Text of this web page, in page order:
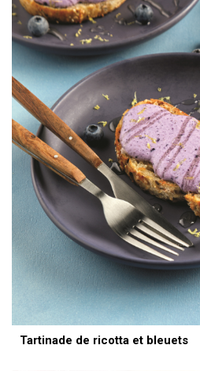
Tartinade de ricotta et bleuets